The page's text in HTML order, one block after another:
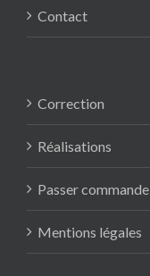
Contact
Correction
Réalisations
Passer commande
Mentions légales